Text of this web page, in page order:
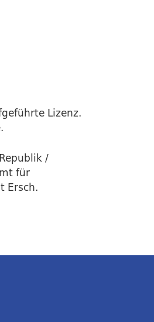
Lizenz.
/
für
Ersch.